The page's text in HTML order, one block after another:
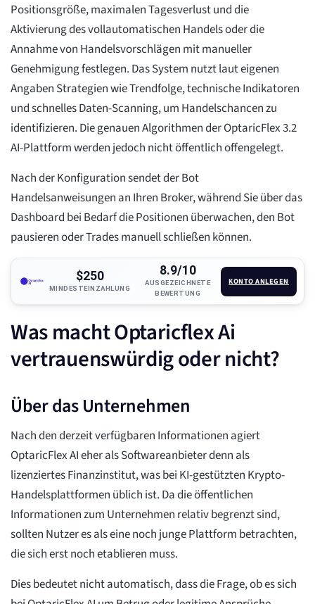
Positionsgröße, maximalen Tagesverlust und die
Aktivierung des vollautomatischen Handels oder die
Annahme von Handelsvorschlägen mit manueller
Genehmigung festlegen. Das System nutzt laut eigenen
Angaben Strategien wie Trendfolge, technische Indikatoren
und schnelles Daten-Scanning, um Handelschancen zu
identifizieren. Die genauen Algorithmen der OptaricFlex 3.2
AI-Plattform werden jedoch nicht öffentlich offengelegt.
Nach der Konfiguration sendet der Bot
Handelsanweisungen an Ihren Broker, während Sie über das
Dashboard bei Bedarf die Positionen überwachen, den Bot
pausieren oder Trades manuell schließen können.
$250
MINDESTEINZAHLUNG
8.9/10
AUSGEZEICHNETE
BEWERTUNG
KONTO ANLEGEN
Was macht Optaricflex Ai
vertrauenswürdig oder nicht?
Über das Unternehmen
Nach den derzeit verfügbaren Informationen agiert
OptaricFlex AI eher als Softwareanbieter denn als
lizenziertes Finanzinstitut, was bei KI-gestützten Krypto-
Handelsplattformen üblich ist. Da die öffentlichen
Informationen zum Unternehmen relativ begrenzt sind,
sollten Nutzer es als eine noch junge Plattform betrachten,
die sich erst noch etablieren muss.
Dies bedeutet nicht automatisch, dass die Frage, ob es sich